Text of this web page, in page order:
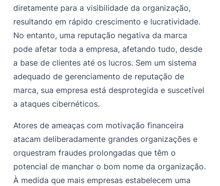
diretamente para a visibilidade da organização,
resultando em rápido crescimento e lucratividade.
No entanto, uma reputação negativa da marca
pode afetar toda a empresa, afetando tudo, desde
a base de clientes até os lucros. Sem um sistema
adequado de gerenciamento de reputação de
marca, sua empresa está desprotegida e suscetível
a ataques cibernéticos.
Atores de ameaças com motivação financeira
atacam deliberadamente grandes organizações e
orquestram fraudes prolongadas que têm o
potencial de manchar o bom nome da organização.
À medida que mais empresas estabelecem uma